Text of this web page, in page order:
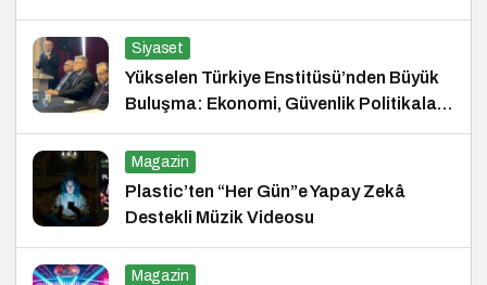
Siyaset
Yükselen Türkiye Enstitüsü’nden Büyük
Buluşma: Ekonomi, Güvenlik Politikaları
ve Hukuk Konferansı
Magazin
Plastic’ten “Her Gün”e Yapay Zekâ
Destekli Müzik Videosu
Magazin